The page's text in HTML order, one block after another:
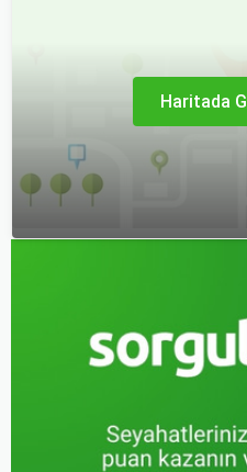
imkanları sunmaktadır.
Haritada